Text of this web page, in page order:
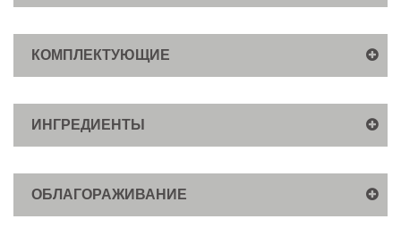
КОМПЛЕКТУЮЩИЕ
ИНГРЕДИЕНТЫ
ОБЛАГОРАЖИВАНИЕ